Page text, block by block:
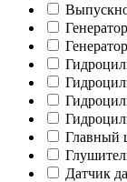
Генератор
Главный
Датчик